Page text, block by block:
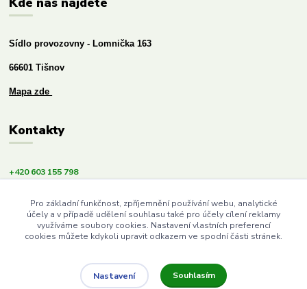
Sídlo provozovny - Lomnička 163
66601 Tišnov
Mapa zde
Kontakty
+420 603 155 798
info@budemezdravi.cz
Upravit sběr cookies.
Pro základní funkčnost, zpříjemnění používání webu, analytické
účely a v případě udělení souhlasu také pro účely cílení reklamy
využíváme soubory cookies. Nastavení vlastních preferencí
cookies můžete kdykoli upravit odkazem ve spodní části stránek.
Nastavení Souhlasím